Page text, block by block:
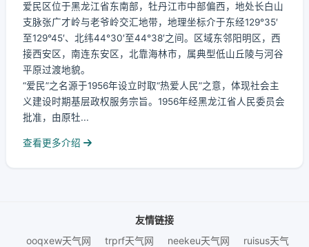
爱民区位于黑龙江省东南部，牡丹江市中部偏西，地处长白山
支脉张广才岭与老爷岭交汇地带，地理坐标介于东经129°35′
至129°45′、北纬44°30′至44°38′之间。区域东邻阳明区，西
接西安区，南连东安区，北靠海林市，属典型低山丘陵与河谷
平原过渡地貌。
“爱民”之名源于1956年设立时取“热爱人民”之意，体现社会主
义建设时期基层政权服务宗旨。1956年经黑龙江省人民委员会
批准，由原牡...
查看更多介绍
友情链接
ooqxew天气网
trprf天气网 neekeu天气网 ruisus天气